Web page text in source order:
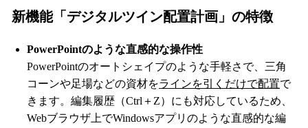
新機能「デジタルツイン配置計画」の特徴
PowerPointのような直感的な操作性
PowerPointのオートシェイプのような手軽さで、三角
コーンや足場などの資材をラインを引くだけで配置で
きます。編集履歴（Ctrl＋Z）にも対応しているため、
Webブラウザ上でWindowsアプリのような直感的な編